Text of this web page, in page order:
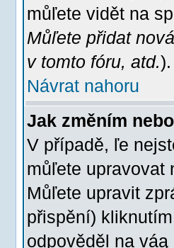
můľete vidět na
Můľete přidat
v tomto fóru, atd.).
Návrat nahoru
Jak změním
V případě, ľe
můľete upravovat
Můľete upravit
přispění)
odpověděl na